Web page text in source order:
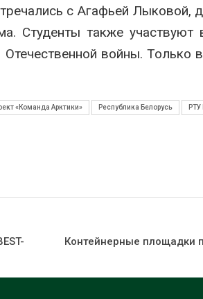
с Агафьей Лыковой,
Студенты также участвуют
войны. Только
«Команда Арктики» Республика Белорусь
Контейнерные площадки